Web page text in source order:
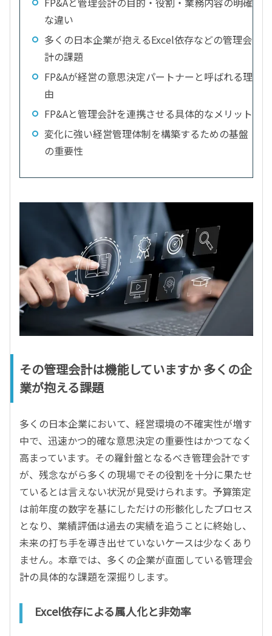
な違い
多くの日本企業が抱えるExcel依存などの管理会
計の課題
FP&Aが経営の意思決定パートナーと呼ばれる理
由
FP&Aと管理会計を連携させる具体的なメリット
変化に強い経営管理体制を構築するための基盤
の重要性
その管理会計は機能していますか 多くの企
業が抱える課題
多くの日本企業において、経営環境の不確実性が増す
中で、迅速かつ的確な意思決定の重要性はかつてなく
高まっています。その羅針盤となるべき管理会計です
が、残念ながら多くの現場でその役割を十分に果たせ
ているとは言えない状況が見受けられます。予算策定
は前年度の数字を基にしただけの形骸化したプロセス
となり、業績評価は過去の実績を追うことに終始し、
未来の打ち手を導き出せていないケースは少なくあり
ません。本章では、多くの企業が直面している管理会
計の具体的な課題を深掘りします。
Excel依存による属人化と非効率